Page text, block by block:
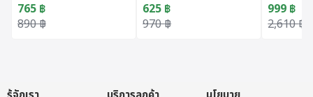
890฿
Original price was: 890 ฿.
765 ฿
Current price is: 765 ฿.
970฿
Original price was: 970 ฿.
625 ฿
Current price is: 625 ฿.
2,610฿
Original
999 ฿
Current